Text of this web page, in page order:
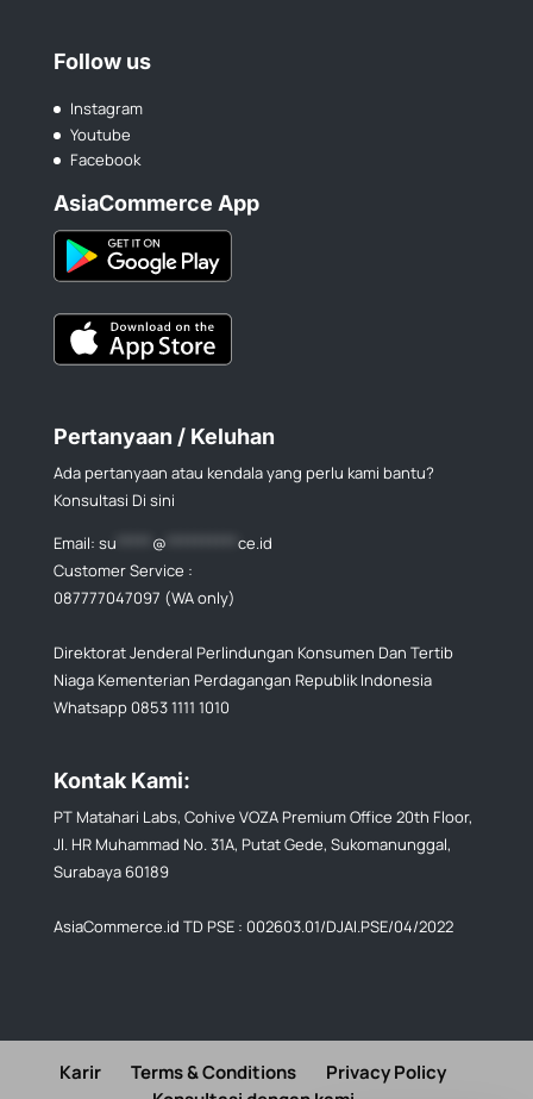
Follow us
Instagram
Youtube
Facebook
AsiaCommerce App
Pertanyaan / Keluhan
Ada pertanyaan atau kendala yang perlu kami bantu?
Konsultasi Di sini
Email: su @
ce.id
Customer Service :
087777047097 (WA only)
Direktorat Jenderal Perlindungan Konsumen Dan Tertib
Niaga Kementerian Perdagangan Republik Indonesia
Whatsapp 0853 1111 1010
Kontak Kami:
PT Matahari Labs, Cohive VOZA Premium Office 20th Floor,
Jl. HR Muhammad No. 31A, Putat Gede, Sukomanunggal,
Surabaya 60189
AsiaCommerce.id TD PSE : 002603.01/DJAI.PSE/04/2022
Karir Terms & Conditions
Privacy Policy